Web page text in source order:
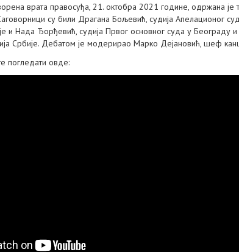
врата правосуђа, 21. октобра 2021 године, одржана је
су били Драгана Бољевић, судија Апелационог
и Нада Ђорђевић, судија Првог основног суда у Београду
Србије. Дебатом је модерирао Марко Дејановић, шеф
погледати овде: